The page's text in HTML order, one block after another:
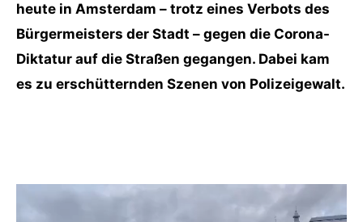
heute in Amsterdam – trotz eines Verbots des
Bürgermeisters der Stadt – gegen die Corona-
Diktatur auf die Straßen gegangen. Dabei kam
es zu erschütternden Szenen von Polizeigewalt.